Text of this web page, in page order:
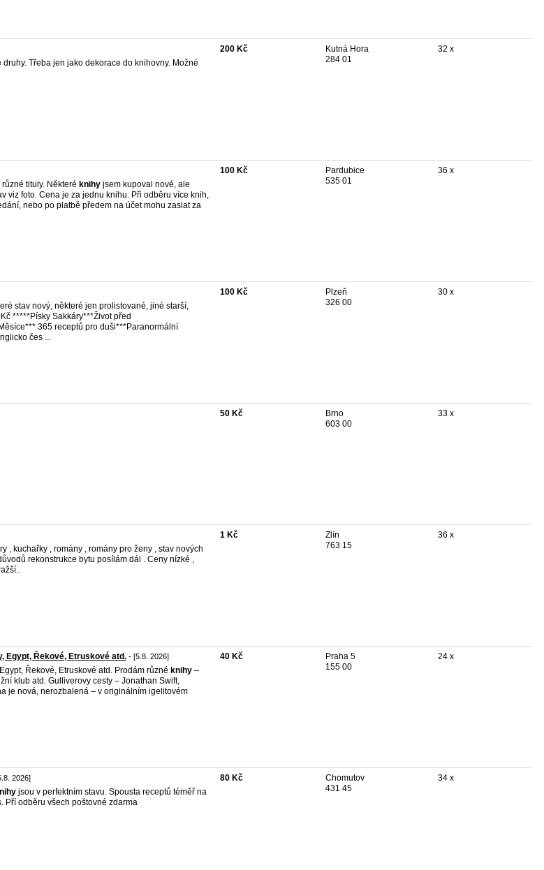
druhy. Třeba jen jako dekorace do knihovny. Možné
200 Kč
Kutná Hora
284 01
32 x
tituly. Některé knihy jsem kupoval nové, ale
viz foto. Cena je za jednu knihu. Při odběru více knih,
nebo po platbě předem na účet mohu zaslat za
100 Kč
Pardubice
535 01
36 x
stav nový, některé jen prolistované, jiné starší,
*****Písky Sakkáry***Život před
365 receptů pro duši***Paranormální
čes ...
100 Kč
Plzeň
326 00
30 x
50 Kč
Brno
603 00
33 x
, kuchařky , romány , romány pro ženy , stav nových
rekonstrukce bytu posílám dál . Ceny nízké ,
1 Kč
Zlín
763 15
36 x
Egypt, Řekové, Etruskové atd. - [5.8. 2026]
Řekové, Etruskové atd. Prodám různé knihy –
klub atd. Gulliverovy cesty – Jonathan Swift,
je nová, nerozbalená – v originálním igelitovém
40 Kč
Praha 5
155 00
24 x
2026]
jsou v perfektním stavu. Spousta receptů téměř na
Pří odběru všech poštovné zdarma
80 Kč
Chomutov
431 45
34 x